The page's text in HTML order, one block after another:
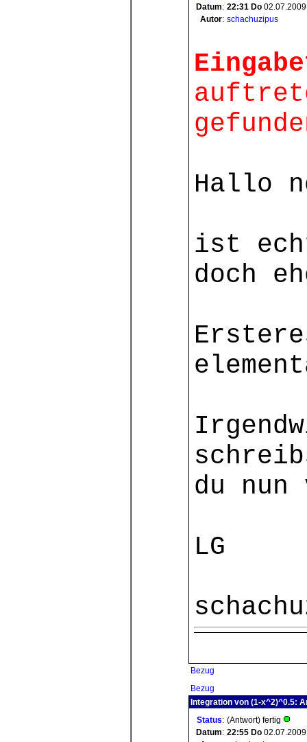
Datum: 22:31 Do 02.07.2009
Autor: schachuzipus
Hallo
ist
doch
du
LG
Bezug
Bezug
Integration von (1-x^2)^0.5:
Status: (Antwort) fertig
Datum: 22:55 Do 02.07.2009